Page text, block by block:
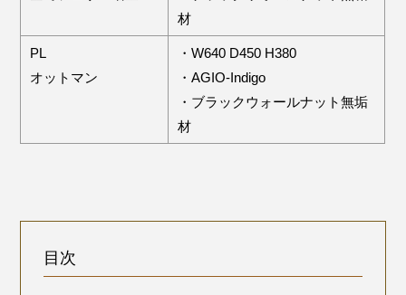
材
PL
オットマン
・W640 D450 H380
・AGIO-Indigo
・ブラックウォールナット無垢
材
目次